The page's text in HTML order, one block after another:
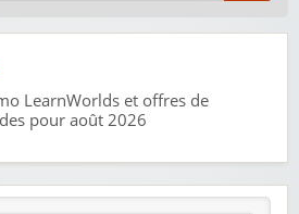
LearnWorlds et offres de
pour août 2026